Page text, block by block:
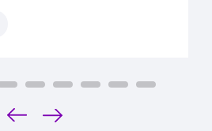
thực tế và cơ hội việc làm sau
‹
›